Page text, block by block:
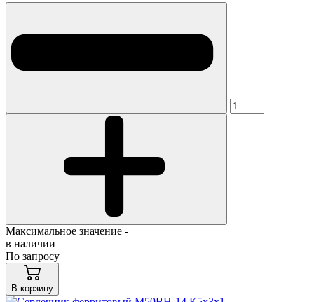
Максимальное значение -
в наличии
По запросу
В корзину